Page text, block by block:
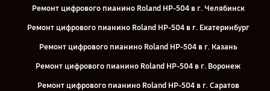
Ремонт цифрового пианино Roland HP-504 в г. Челябинск
Ремонт цифрового пианино Roland HP-504 в г. Екатеринбург
Ремонт цифрового пианино Roland HP-504 в г. Казань
Ремонт цифрового пианино Roland HP-504 в г. Воронеж
Ремонт цифрового пианино Roland HP-504 в г. Саратов